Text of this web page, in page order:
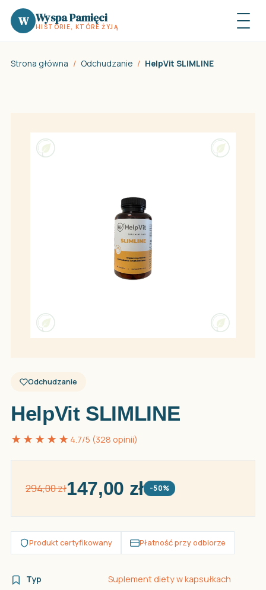
W Wyspa Pamięci
HISTORIE, KTÓRE ŻYJĄ
Strona główna / Odchudzanie / HelpVit SLIMLINE
Odchudzanie
HelpVit SLIMLINE
★★★★★ 4.7/5 (328 opinii)
294,00 zł147,00 zł -50%
Produkt certyfikowany Płatność przy odbiorze
Typ Suplement diety w kapsułkach